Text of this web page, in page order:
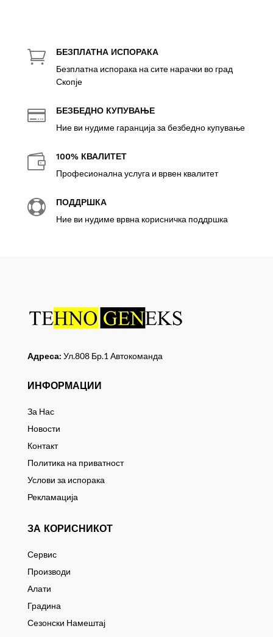
 БЕЗПЛАТНА ИСПОРАКА
Безплатна испорака на сите нарачки во град
Скопје
 БЕЗБЕДНО КУПУВАЊЕ
Ние ви нудиме гаранција за безбедно купување
 100% КВАЛИТЕТ
Професионална услуга и врвен квалитет
 ПОДДРШКА
Ние ви нудиме врвна корисничка поддршка
Адреса: Ул.808 Бр.1 Автокоманда
ИНФОРМАЦИИ
За Нас
Новости
Контакт
Политика на приватност
Услови за испорака
Рекламација
ЗА КОРИСНИКОТ
Сервис
Производи
Алати
Градина
Сезонски Намештај